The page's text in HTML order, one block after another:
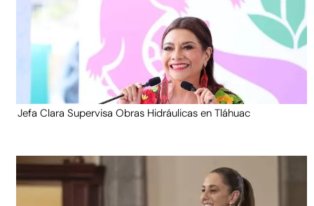
Jefa Clara Supervisa Obras Hidráulicas en Tláhuac